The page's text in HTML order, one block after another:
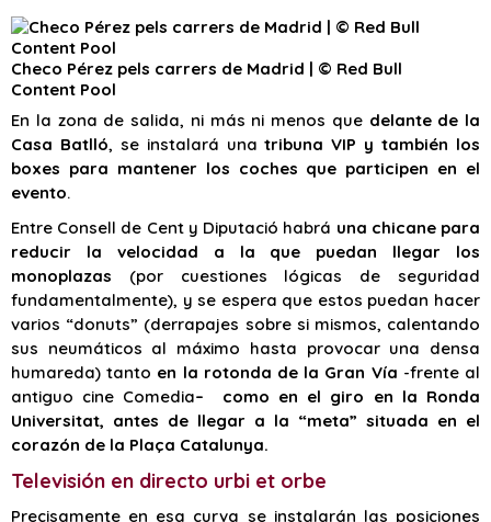
Checo Pérez pels carrers de Madrid | © Red Bull
Content Pool
En la zona de salida, ni más ni menos que delante de la
Casa Batlló, se instalará unatribuna VIP y también los
boxes para mantener los coches que participen en el
evento.
Entre Consell de Cent y Diputació habrá una chicane para
reducir la velocidad a la que puedan llegar los
monoplazas (por cuestiones lógicas de seguridad
fundamentalmente), y se espera que estos puedan hacer
varios “donuts” (derrapajes sobre si mismos, calentando
sus neumáticos al máximo hasta provocar una densa
humareda) tanto en la rotonda de la Gran Vía -frente al
antiguo cine Comedia– como en el giro en la Ronda
Universitat, antes de llegar a la “meta” situada en el
corazón de la Plaça Catalunya.
Televisión en directo urbi et orbe
Precisamente en esa curva se instalarán las posiciones